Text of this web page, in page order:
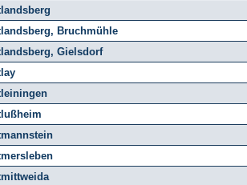
Bruchmühle
Gielsdorf